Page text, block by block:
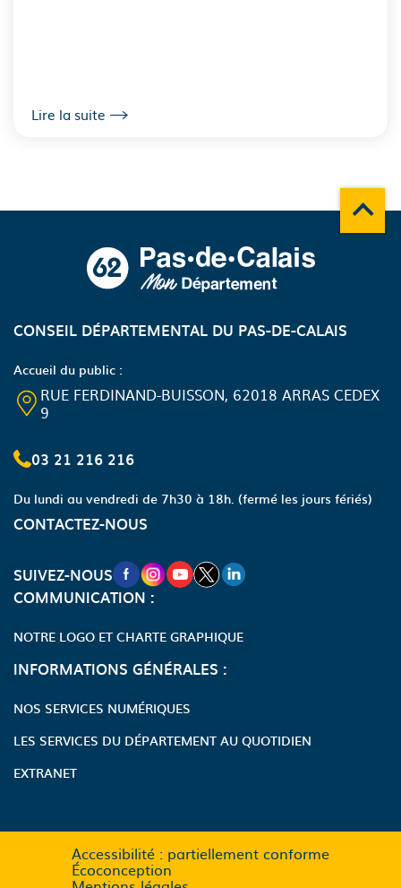
Lire la suite
CONSEIL DÉPARTEMENTAL DU PAS-DE-CALAIS
Accueil du public :
RUE FERDINAND-BUISSON, 62018 ARRAS CEDEX
9
03 21 216 216
Du lundi au vendredi de 7h30 à 18h. (fermé les jours fériés)
CONTACTEZ-NOUS
SUIVEZ-NOUSNOUVELLE FENÊTRE VERS LA PAGE
NOUVELLE FENÊTRE VERS LA
NOUVELLE FENÊTRE VERS LA
NOUVELLE FENÊTRE VERS
NOUVELLE FENÊTRE
COMMUNICATION :
NOTRE LOGO ET CHARTE GRAPHIQUE
INFORMATIONS GÉNÉRALES :
NOS SERVICES NUMÉRIQUES
LES SERVICES DU DÉPARTEMENT AU QUOTIDIEN
EXTRANET
Accessibilité : partiellement conforme
Écoconception